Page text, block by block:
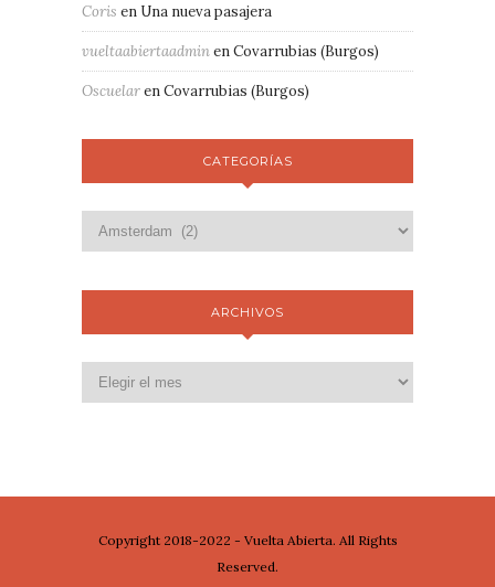
Coris en Una nueva pasajera
vueltaabiertaadminenCovarrubias (Burgos)
OscuelarenCovarrubias (Burgos)
CATEGORÍAS
ARCHIVOS
Copyright 2018-2022 - Vuelta Abierta. All Rights
Reserved.